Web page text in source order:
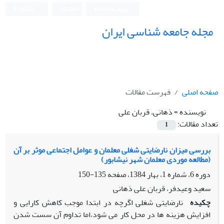
مجله جامعه شناسی ایران
صفحه اصلی
فهرست مقالات
نویسنده =ذهانی، قربان علی
تعداد مقالات:
1
بررسی میزان نارضایتی شغلی معلمان و عوامل اجتماعی موثر بر آن
(مطالعه موردی معلمان شهر نیشابور)
دوره 6، شماره 1، بهار 1384، صفحه
135-150
سعید وعیدفر، قربان علی ذهانی
چکیده نارضایتی شغلی اگرچه در ابتدا موجب کاهش کارایی و
افزایش هزینه ها در محل کار می شود،اما تداوم آن سست شدن